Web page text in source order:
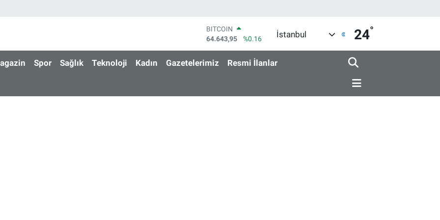
BITCOIN
64.643,95
%0.16
47,6704
EURO
64,2143
%0
İstanbul 24°
Spor Sağlık Teknoloji Kadın Gazetelerimiz Resmi İlanlar